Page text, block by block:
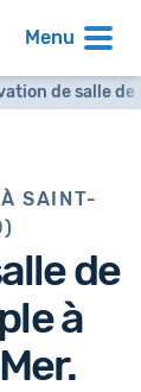
Menu
de salle de
SAINT-
de
à